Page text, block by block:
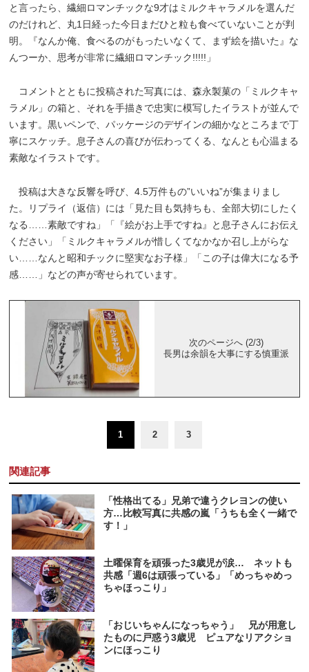
と言ったら、繊細ロマンチックな9才はミルクキャラメルを選んだ
のだけれど、丸1日経った今日まだひと粒も食べていないことが判
明。『なんか俺、食べるのがもったいなくて、まず絵を描いた』な
んつーか、思考が非常に繊細ロマンチック!!!!!」
コメントとともに投稿された写真には、森永製菓の「ミルクキャ
ラメル」の箱と、それを手描きで忠実に模写したイラストが並んで
います。黒いペンで、パッケージのデザインの細かなところまで丁
寧にスケッチ。息子さんの喜びが伝わってくる、なんとも心温まる
素敵なイラストです。
投稿は大きな反響を呼び、4.5万件もの”いいね”が集まりまし
た。リプライ（返信）には「見た目も気持ちも、全部大切にしたく
なる……素敵ですね」「『絵がお上手ですね』と息子さんにお伝え
ください」「ミルクキャラメルが惜しくてなかなか召し上がらな
い……なんと昭和チックに堅実なお子様」「この子は偉大になる予
感……」などの声が寄せられています。
次のページへ (2/3)
長男は余韻を大事にする慎重派
1 2 3
関連記事
「性格出てる」兄弟で違うクレヨンの使い
方…比較写真に共感の嵐「うちも全く一緒で
す！」
土曜保育を頑張った3歳児が涙… ネットも
共感「週6は頑張っている」「めっちゃめっ
ちゃほっこり」
「おじいちゃんになっちゃう」 兄が用意し
たものに戸惑う3歳児 ピュアなリアクショ
ンにほっこり